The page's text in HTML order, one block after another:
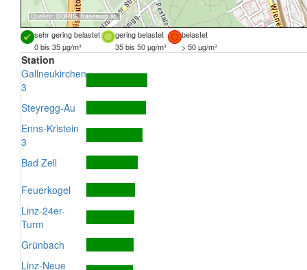
Quellen: DORIS, basemap.at
sehr gering belastet gering belastet
belastet
0 bis 35 µg/m³
35 bis 50 µg/m³ > 50 µg/m³
Station
Gallneukirchen
3
Steyregg-Au
Enns-Kristein
3
Bad Zell
Feuerkogel
Linz-24er-
Turm
Grünbach
Linz-Neue